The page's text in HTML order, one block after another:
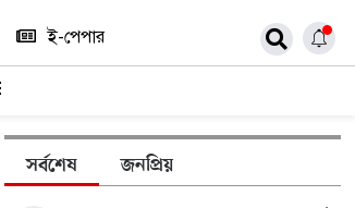
ই-পেপার
সর্বশেষ জনপ্রিয়